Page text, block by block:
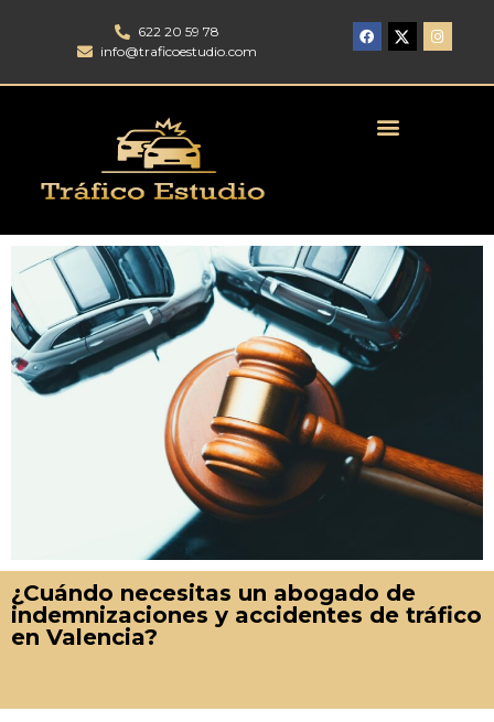
622 20 59 78
info@traficoestudio.com
¿Cuándo necesitas un abogado de
indemnizaciones y accidentes de tráfico
en Valencia?